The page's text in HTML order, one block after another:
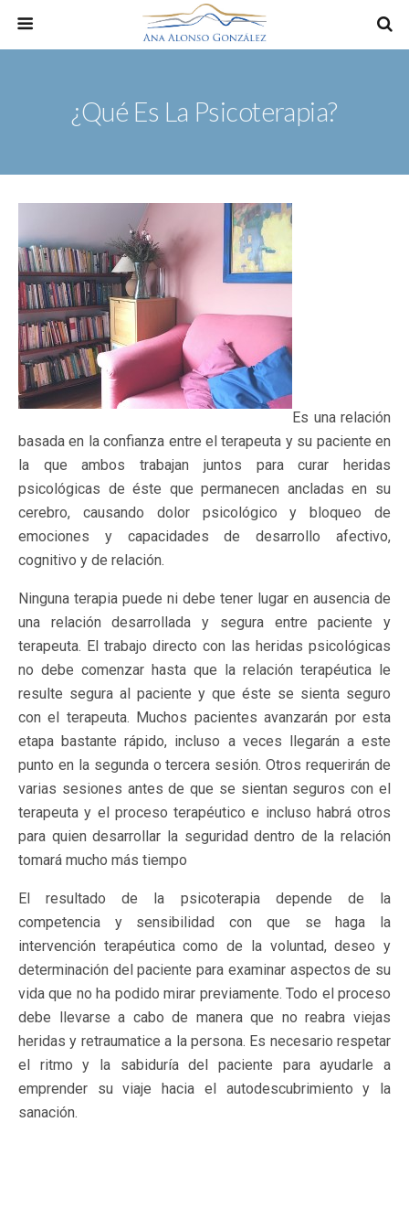
¿Qué Es La Psicoterapia?
Es una relación
basada en la confianza entre el terapeuta y su paciente en
la que ambos trabajan juntos para curar heridas
psicológicas de éste que permanecen ancladas en su
cerebro, causando dolor psicológico y bloqueo de
emociones y capacidades de desarrollo afectivo,
cognitivo y de relación.
Ninguna terapia puede ni debe tener lugar en ausencia de
una relación desarrollada y segura entre paciente y
terapeuta. El trabajo directo con las heridas psicológicas
no debe comenzar hasta que la relación terapéutica le
resulte segura al paciente y que éste se sienta seguro
con el terapeuta. Muchos pacientes avanzarán por esta
etapa bastante rápido, incluso a veces llegarán a este
punto en la segunda o tercera sesión. Otros requerirán de
varias sesiones antes de que se sientan seguros con el
terapeuta y el proceso terapéutico e incluso habrá otros
para quien desarrollar la seguridad dentro de la relación
tomará mucho más tiempo
El resultado de la psicoterapia depende de la
competencia y sensibilidad con que se haga la
intervención terapéutica como de la voluntad, deseo y
determinación del paciente para examinar aspectos de su
vida que no ha podido mirar previamente. Todo el proceso
debe llevarse a cabo de manera que no reabra viejas
heridas y retraumatice a la persona. Es necesario respetar
el ritmo y la sabiduría del paciente para ayudarle a
emprender su viaje hacia el autodescubrimiento y la
sanación.